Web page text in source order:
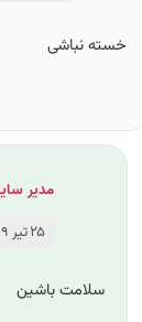
خسته نباشی
مدیر
۲۵ تیر ۱۳۹۹ در ۶:۰۵ قبل از ظهر
سلامت باشین